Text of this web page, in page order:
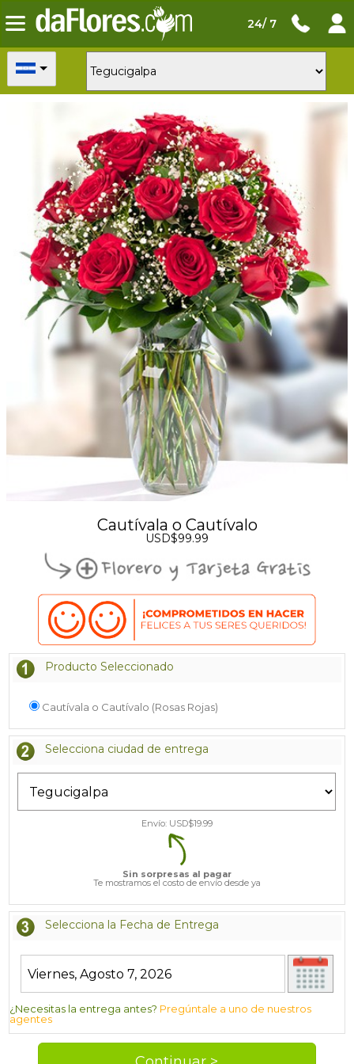
24/ 7
Cautívala o Cautívalo
USD$99.99
Producto Seleccionado
Cautívala o Cautívalo (Rosas Rojas)
Selecciona ciudad de entrega
Envío: USD$19.99
Sin sorpresas al pagar
Te mostramos el costo de envío desde ya
Selecciona la Fecha de Entrega
¿Necesitas la entrega antes? Pregúntale a uno de nuestros
agentes